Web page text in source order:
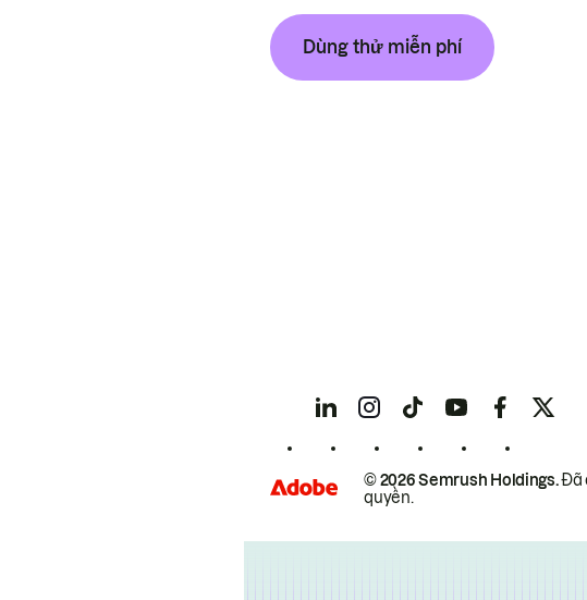
Dùng thử miễn phí
© 2026 Semrush Holdings.Đã
quyền.